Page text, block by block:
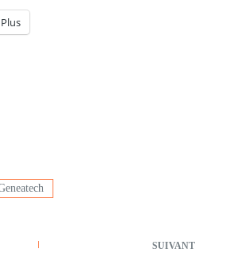
Plus
SUIVANT